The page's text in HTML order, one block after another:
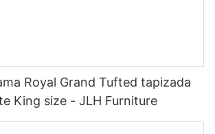
Royal Grand Tufted tapizada
King size - JLH Furniture